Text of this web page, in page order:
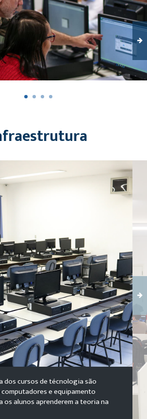
Carregando galeria...
dos cursos de técnologia são
e equipamento
os alunos aprenderem a teoria na